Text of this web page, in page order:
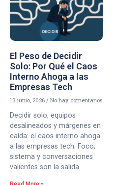
El Peso de Decidir
Solo: Por Qué el Caos
Interno Ahoga a las
Empresas Tech
13 junio, 2026 No hay comentarios
Decidir solo, equipos
desalineados y márgenes en
caída: el caos interno ahoga
a las empresas tech. Foco,
sistema y conversaciones
valientes son la salida.